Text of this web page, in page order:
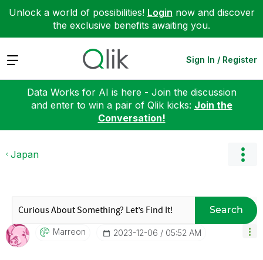
Unlock a world of possibilities! Login now and discover
the exclusive benefits awaiting you.
Expand Sign In / Register
Data Works for AI is here - Join the discussion
and enter to win a pair of Qlik kicks: Join the
Conversation!
Japan
Search
Marreon ‎2023-12-06 05:52 AM